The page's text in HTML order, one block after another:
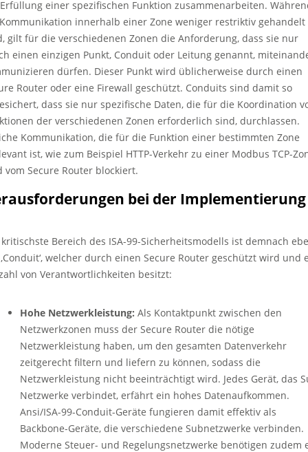
einer spezifischen Funktion zusammenarbeiten.
innerhalb einer Zone weniger restriktiv gehandelt
gilt für die verschiedenen Zonen die Anforderung, dass sie nur
einen einzigen Punkt, Conduit oder Leitung genannt,
dürfen. Dieser Punkt wird üblicherweise durch einen
Router oder eine Firewall geschützt. Conduits sind damit so
dass sie nur spezifische Daten, die für die Koordination
der verschiedenen Zonen erforderlich sind, durchlassen.
Kommunikation, die für die Funktion einer bestimmten Zone
ist, wie zum Beispiel HTTP-Verkehr zu einer Modbus TCP-
vom Secure Router blockiert.
bei der Implementierung
Bereich des ISA-99-Sicherheitsmodells ist demnach
welcher durch einen Secure Router geschützt wird und
von Verantwortlichkeiten besitzt:
Hohe Netzwerkleistung: Als Kontaktpunkt zwischen den
Netzwerkzonen muss der Secure Router die nötige
Netzwerkleistung haben, um den gesamten Datenverkehr
zeitgerecht filtern und liefern zu können, sodass die
Netzwerkleistung nicht beeinträchtigt wird. Jedes Gerät, das
Netzwerke verbindet, erfährt ein hohes Datenaufkommen.
Ansi/ISA-99-Conduit-Geräte fungieren damit effektiv als
Backbone-Geräte, die verschiedene Subnetzwerke verbinden.
Moderne Steuer- und Regelungsnetzwerke benötigen zudem